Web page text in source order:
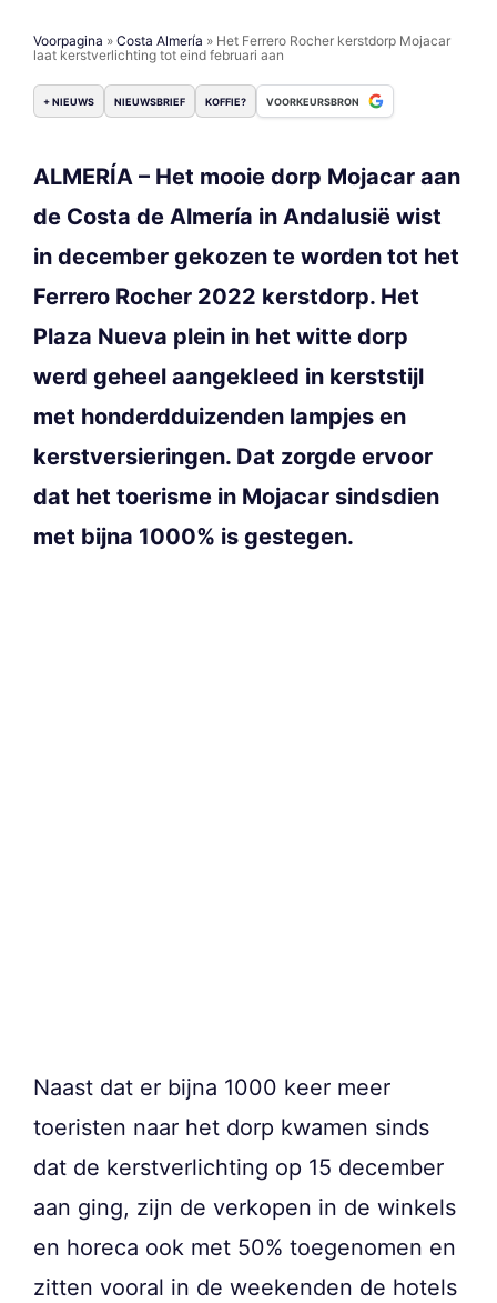
Voorpagina » Costa Almería » Het Ferrero Rocher kerstdorp Mojacar
laat kerstverlichting tot eind februari aan
+ NIEUWS NIEUWSBRIEF KOFFIE? VOORKEURSBRON
ALMERÍA – Het mooie dorp Mojacar aan
de Costa de Almería in Andalusië wist
in december gekozen te worden tot het
Ferrero Rocher 2022 kerstdorp. Het
Plaza Nueva plein in het witte dorp
werd geheel aangekleed in kerststijl
met honderdduizenden lampjes en
kerstversieringen. Dat zorgde ervoor
dat het toerisme in Mojacar sindsdien
met bijna 1000% is gestegen.
Naast dat er bijna 1000 keer meer
toeristen naar het dorp kwamen sinds
dat de kerstverlichting op 15 december
aan ging, zijn de verkopen in de winkels
en horeca ook met 50% toegenomen en
zitten vooral in de weekenden de hotels